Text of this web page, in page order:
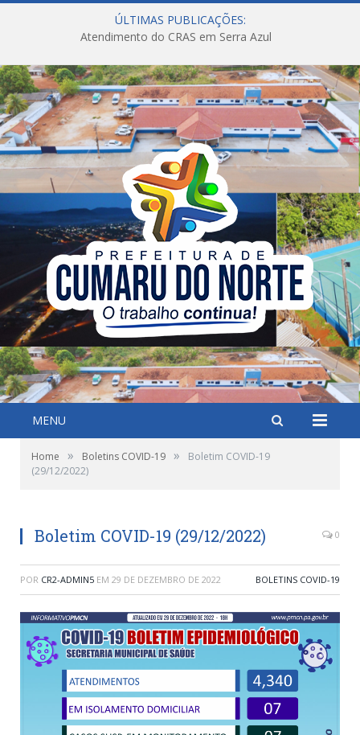
ÚLTIMAS PUBLICAÇÕES:
Atendimento do CRAS em Serra Azul
MENU
Home » Boletins COVID-19 »
Boletim COVID-19
(29/12/2022)
Boletim COVID-19 (29/12/2022) 0
POR CR2-ADMIN5 EM 29 DE DEZEMBRO DE 2022 BOLETINS COVID-19